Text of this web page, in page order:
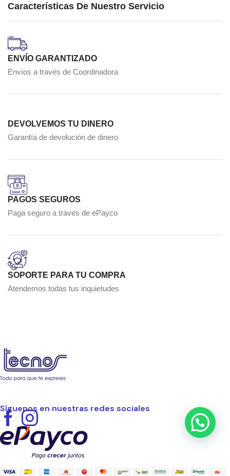
Características De Nuestro Servicio
ENVÍO GARANTIZADO
Envíos a través de Coordinadora
DEVOLVEMOS TU DINERO
Garantía de devolución de dinero
PAGOS SEGUROS
Paga seguro a través de ePayco
SOPORTE PARA TU COMPRA
Atendemos todas tus inquietudes
Síguenos en nuestras redes sociales
Facebook
Instagram